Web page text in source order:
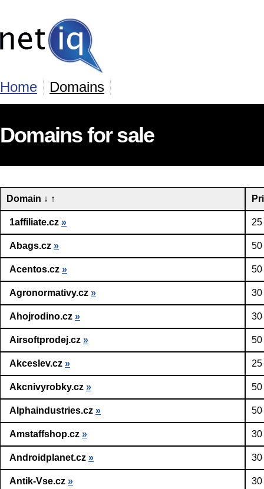
Home Domains
Domains for sale
Domain ↓ ↑
1affiliate.cz »
Abags.cz » 50
Acentos.cz » 50
Agronormativy.cz » 30
Ahojrodino.cz » 30
Airsoftprodej.cz » 50
Akceslev.cz »
Akcnivyrobky.cz » 50
Alphaindustries.cz » 50
Amstaffshop.cz » 30
Androidplanet.cz » 30
Antik-Vse.cz » 30